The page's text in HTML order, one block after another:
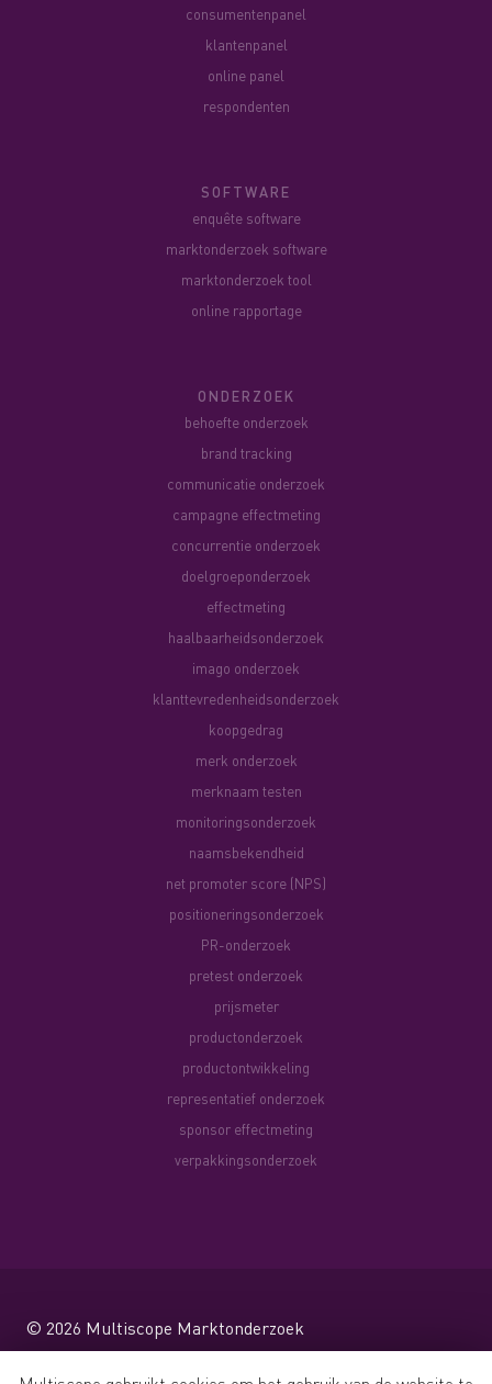
consumentenpanel
klantenpanel
online panel
respondenten
SOFTWARE
enquête software
marktonderzoek software
marktonderzoek tool
online rapportage
ONDERZOEK
behoefte onderzoek
brand tracking
communicatie onderzoek
campagne effectmeting
concurrentie onderzoek
doelgroeponderzoek
effectmeting
haalbaarheidsonderzoek
imago onderzoek
klanttevredenheidsonderzoek
koopgedrag
merk onderzoek
merknaam testen
monitoringsonderzoek
naamsbekendheid
net promoter score (NPS)
positioneringsonderzoek
PR-onderzoek
pretest onderzoek
prijsmeter
productonderzoek
productontwikkeling
representatief onderzoek
sponsor effectmeting
verpakkingsonderzoek
© 2026 Multiscope Marktonderzoek
Website by Shareforce